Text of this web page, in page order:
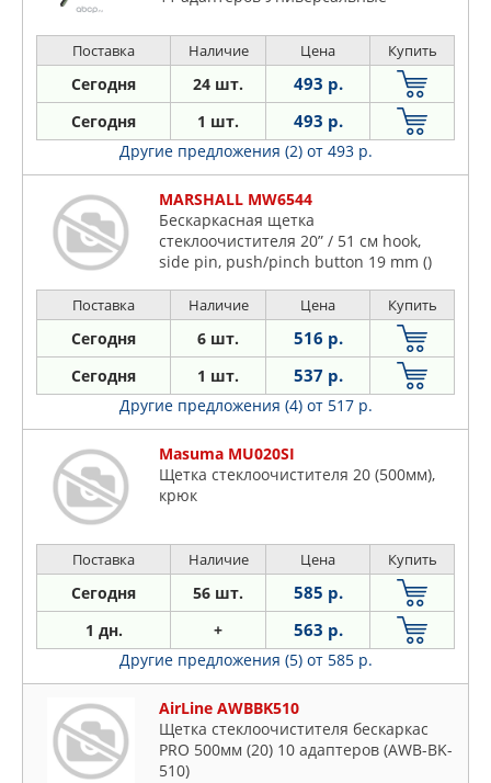
Поставка Наличие Цена Купить
Сегодня 24 шт. 493 р.
Сегодня 1 шт. 493 р.
Другие предложения (2) от 493 р.
MARSHALL MW6544
Бескаркасная щетка
стеклоочистителя 20” / 51 см hook,
side pin, push/pinch button 19 mm ()
Поставка Наличие Цена Купить
Сегодня 6 шт. 516 р.
Сегодня 1 шт. 537 р.
Другие предложения (4) от 517 р.
Masuma MU020SI
Щетка стеклоочистителя 20 (500мм),
крюк
Поставка Наличие Цена Купить
Сегодня 56 шт. 585 р.
1 дн. + 563 р.
Другие предложения (5) от 585 р.
AirLine AWBBK510
Щетка стеклоочистителя бескаркас
PRO 500мм (20) 10 адаптеров (AWB-BK-
510)